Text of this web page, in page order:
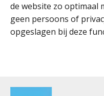
de website zo optimaal
geen persoons of
opgeslagen bij deze